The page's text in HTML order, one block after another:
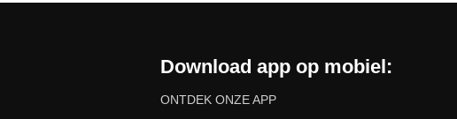
Download app op mobiel:
ONTDEK ONZE APP